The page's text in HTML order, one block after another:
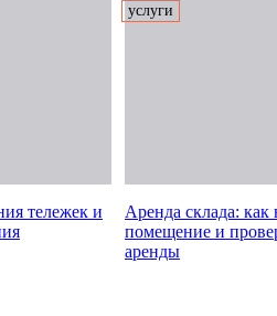
тележек и
услуги
Аренда склада: как
помещение и
аренды